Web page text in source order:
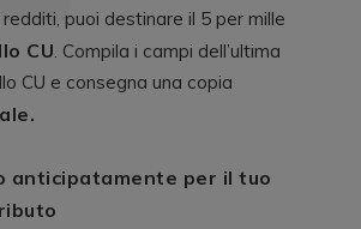
puoi destinare il 5 per mille
CU . Compila i campi dell’ultima
CU e consegna una copia
anticipatamente per il tuo